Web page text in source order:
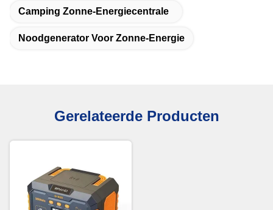
Camping Zonne-Energiecentrale
Noodgenerator Voor Zonne-Energie
Gerelateerde Producten